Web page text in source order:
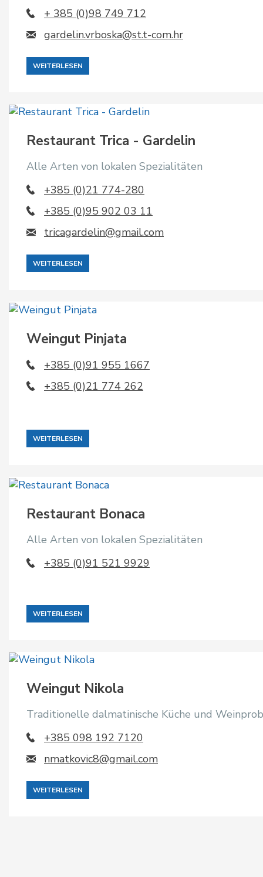
+ 385 (0)98 749 712
gardelin.vrboska@st.t-com.hr
WEITERLESEN
Restaurant Trica - Gardelin
Alle Arten von lokalen Spezialitäten
+385 (0)21 774-280
+385 (0)95 902 03 11
tricagardelin@gmail.com
WEITERLESEN
Weingut Pinjata
+385 (0)91 955 1667
+385 (0)21 774 262
WEITERLESEN
Restaurant Bonaca
Alle Arten von lokalen Spezialitäten
+385 (0)91 521 9929
WEITERLESEN
Weingut Nikola
Traditionelle dalmatinische Küche und
+385 098 192 7120
nmatkovic8@gmail.com
WEITERLESEN